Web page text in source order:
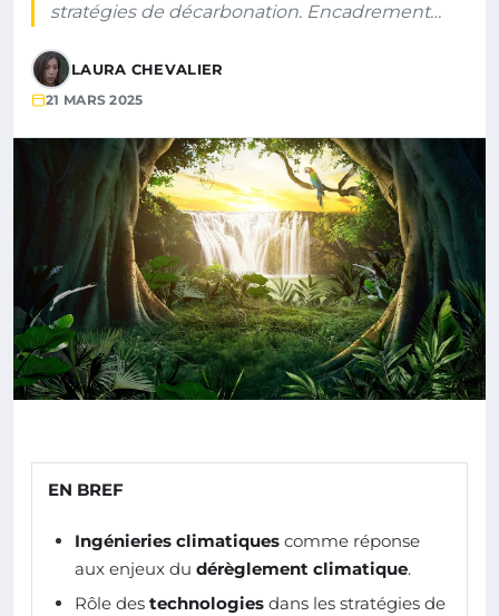
stratégies de décarbonation. Encadrement…
LAURA CHEVALIER
21 MARS 2025
EN BREF
Ingénieries climatiques comme réponse
aux enjeux du dérèglement climatique.
Rôle des technologies dans les stratégies de